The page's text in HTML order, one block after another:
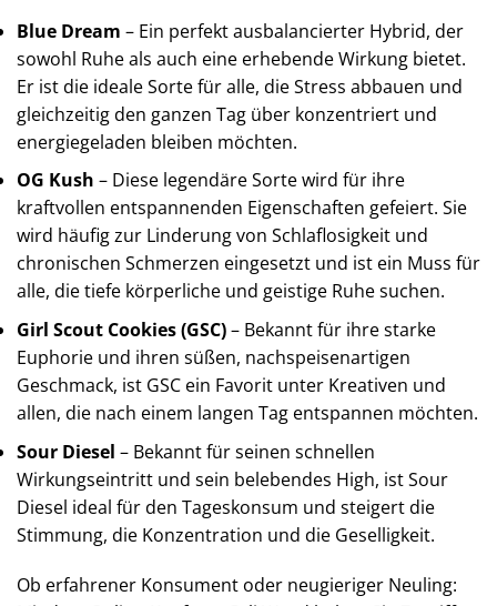
Blue Dream – Ein perfekt ausbalancierter Hybrid, der
sowohl Ruhe als auch eine erhebende Wirkung bietet.
Er ist die ideale Sorte für alle, die Stress abbauen und
gleichzeitig den ganzen Tag über konzentriert und
energiegeladen bleiben möchten.
OG Kush – Diese legendäre Sorte wird für ihre
kraftvollen entspannenden Eigenschaften gefeiert. Sie
wird häufig zur Linderung von Schlaflosigkeit und
chronischen Schmerzen eingesetzt und ist ein Muss für
alle, die tiefe körperliche und geistige Ruhe suchen.
Girl Scout Cookies (GSC)– Bekannt für ihre starke
Euphorie und ihren süßen, nachspeisenartigen
Geschmack, ist GSC ein Favorit unter Kreativen und
allen, die nach einem langen Tag entspannen möchten.
Sour Diesel – Bekannt für seinen schnellen
Wirkungseintritt und sein belebendes High, ist Sour
Diesel ideal für den Tageskonsum und steigert die
Stimmung, die Konzentration und die Geselligkeit.
Ob erfahrener Konsument oder neugieriger Neuling: